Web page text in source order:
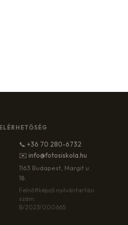
ELÉRHETŐSÉG
📞 +36 70 280-6732
✉️ info@fotosiskola.hu
1163 Budapest, Margit u.
18.
Felnőttképző nyilvántartási
szám:
B/2023/000665